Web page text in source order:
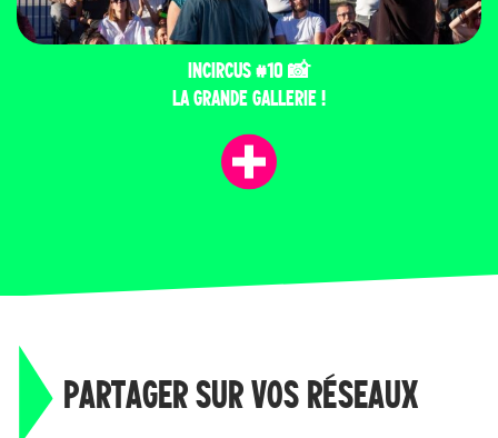
INCIRCUS #10 📸
LA GRANDE GALLERIE !
PARTAGER SUR VOS RÉSEAUX